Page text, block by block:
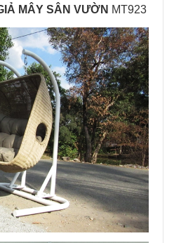
MÂY SÂN VƯỜN MT923